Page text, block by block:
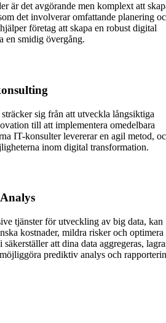
är det avgörande men komplext att
det involverar omfattande planering
företag att skapa en robust digital
en smidig övergång.
sig från att utveckla långsiktiga
till att implementera omedelbara
IT-konsulter levererar en agil metod,
inom digital transformation.
tjänster för utveckling av big data, kan
kostnader, mildra risker och optimera
att dina data aggregeras,
prediktiv analys och